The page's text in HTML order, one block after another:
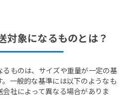
対象になるものとは？
ものは、サイズや重量が一定の基
一般的な基準には以下のようなも
社によって異なる場合がありま